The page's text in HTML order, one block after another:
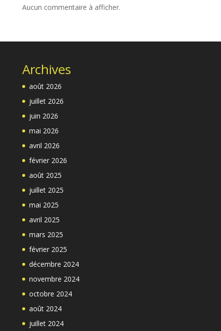
Aucun commentaire à afficher.
Archives
août 2026
juillet 2026
juin 2026
mai 2026
avril 2026
février 2026
août 2025
juillet 2025
mai 2025
avril 2025
mars 2025
février 2025
décembre 2024
novembre 2024
octobre 2024
août 2024
juillet 2024